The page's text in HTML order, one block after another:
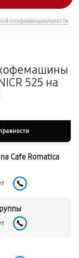
конфиденциальности
525 на
Cafe Romatica